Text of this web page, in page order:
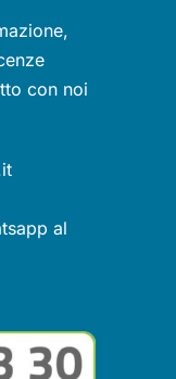
con noi
al